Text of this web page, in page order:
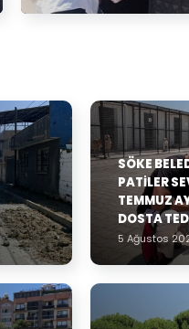
SÖKE
PATILER
TEMMUZ
DOSTA
5 Ağustos